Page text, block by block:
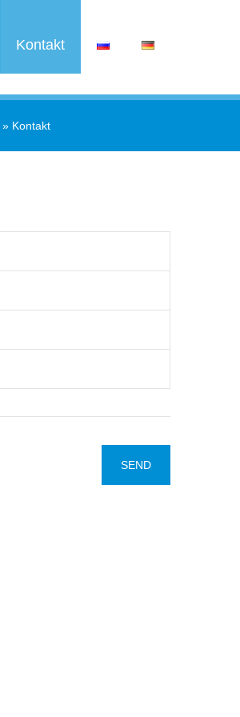
Kontakt
» Kontakt